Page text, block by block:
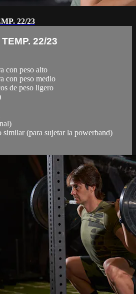
22/23
22/23
con peso alto
con peso medio
de peso ligero
similar (para sujetar la powerband)